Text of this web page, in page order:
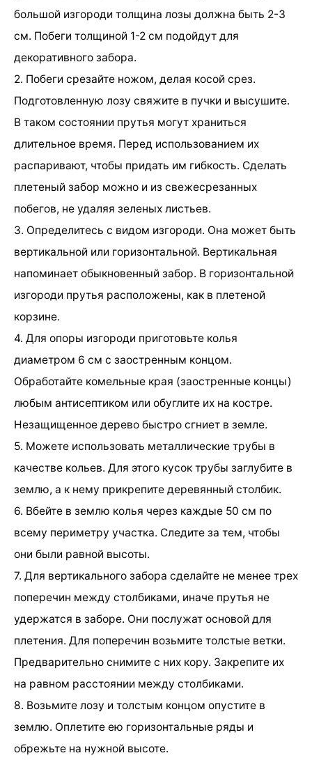
большой изгороди толщина лозы должна быть 2-3
см. Побеги толщиной 1-2 см подойдут для
декоративного забора.
2. Побеги срезайте ножом, делая косой срез.
Подготовленную лозу свяжите в пучки и высушите.
В таком состоянии прутья могут храниться
длительное время. Перед использованием их
распаривают, чтобы придать им гибкость. Сделать
плетеный забор можно и из свежесрезанных
побегов, не удаляя зеленых листьев.
3. Определитесь с видом изгороди. Она может быть
вертикальной или горизонтальной. Вертикальная
напоминает обыкновенный забор. В горизонтальной
изгороди прутья расположены, как в плетеной
корзине.
4. Для опоры изгороди приготовьте колья
диаметром 6 см с заостренным концом.
Обработайте комельные края (заостренные концы)
любым антисептиком или обуглите их на костре.
Незащищенное дерево быстро сгниет в земле.
5. Можете использовать металлические трубы в
качестве кольев. Для этого кусок трубы заглубите в
землю, а к нему прикрепите деревянный столбик.
6. Вбейте в землю колья через каждые 50 см по
всему периметру участка. Следите за тем, чтобы
они были равной высоты.
7. Для вертикального забора сделайте не менее трех
поперечин между столбиками, иначе прутья не
удержатся в заборе. Они послужат основой для
плетения. Для поперечин возьмите толстые ветки.
Предварительно снимите с них кору. Закрепите их
на равном расстоянии между столбиками.
8. Возьмите лозу и толстым концом опустите в
землю. Оплетите ею горизонтальные ряды и
обрежьте на нужной высоте.